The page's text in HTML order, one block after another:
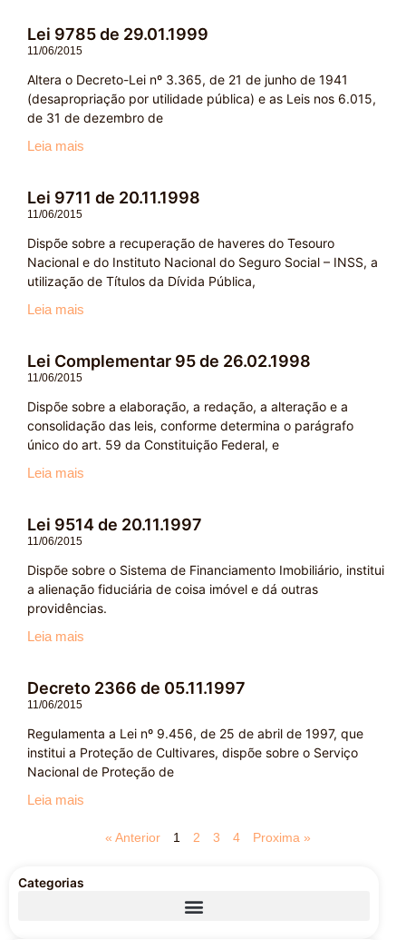
Lei 9785 de 29.01.1999
11/06/2015
Altera o Decreto-Lei nº 3.365, de 21 de junho de 1941
(desapropriação por utilidade pública) e as Leis nos 6.015,
de 31 de dezembro de
Leia mais
Lei 9711 de 20.11.1998
11/06/2015
Dispõe sobre a recuperação de haveres do Tesouro
Nacional e do Instituto Nacional do Seguro Social – INSS, a
utilização de Títulos da Dívida Pública,
Leia mais
Lei Complementar 95 de 26.02.1998
11/06/2015
Dispõe sobre a elaboração, a redação, a alteração e a
consolidação das leis, conforme determina o parágrafo
único do art. 59 da Constituição Federal, e
Leia mais
Lei 9514 de 20.11.1997
11/06/2015
Dispõe sobre o Sistema de Financiamento Imobiliário, institui
a alienação fiduciária de coisa imóvel e dá outras
providências.
Leia mais
Decreto 2366 de 05.11.1997
11/06/2015
Regulamenta a Lei nº 9.456, de 25 de abril de 1997, que
institui a Proteção de Cultivares, dispõe sobre o Serviço
Nacional de Proteção de
Leia mais
« Anterior 1 2 3 4 Proxima »
Categorias